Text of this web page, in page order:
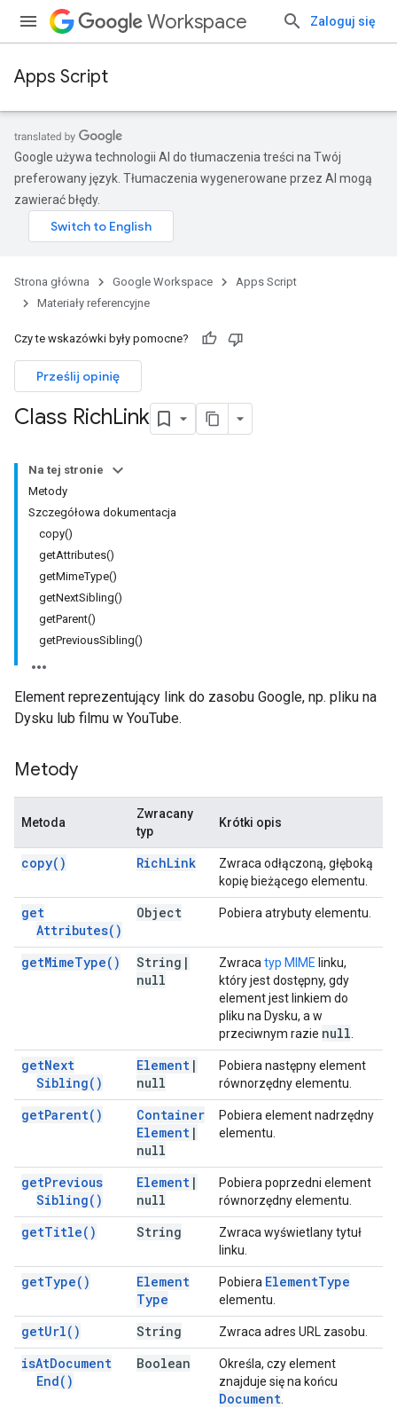
Workspace Zaloguj się
Apps Script
Google używa technologii AI do tłumaczenia treści na Twój
preferowany język. Tłumaczenia wygenerowane przez AI mogą
zawierać błędy.
Strona główna Google Workspace
Apps Script
Materiały referencyjne
Czy te wskazówki były pomocne?
Prześlij opinię
Class RichLink
Na tej stronie
Metody
Szczegółowa dokumentacja
copy()
getAttributes()
getMimeType()
getNextSibling()
getParent()
getPreviousSibling()
Element reprezentujący link do zasobu Google, np. pliku na
Dysku lub filmu w YouTube.
Metody
Metoda
Zwracany
typ
Krótki opis
copy( ) RichLink
Zwraca odłączoną, głęboką
kopię bieżącego elementu.
get
Attributes( )
Object Pobiera atrybuty elementu.
getMimeType( ) String |
null
Zwraca typ MIME linku,
który jest dostępny, gdy
element jest linkiem do
pliku na Dysku, a w
przeciwnym razie null
getNext
Sibling( )
Element |
null
Pobiera następny element
równorzędny elementu.
getParent( )
Container
Element |
null
Pobiera element nadrzędny
elementu.
getPrevious
Sibling( )
Element |
null
Pobiera poprzedni element
równorzędny elementu.
getTitle( ) String
Zwraca wyświetlany tytuł
linku.
getType( )
Element
Type
Pobiera ElementType
elementu.
getUrl( ) String Zwraca adres URL zasobu.
isAtDocument
End( )
Boolean
Określa, czy element
znajduje się na końcu
Document